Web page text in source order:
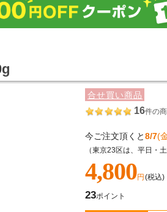
合せ買い商品
16件の
今ご注文頂くと8/7(
（東京23区は、平日・
4,800円 (税込)
23ポイント